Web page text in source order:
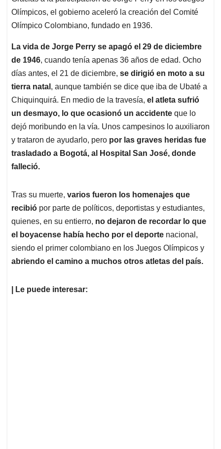
Olímpicos, el gobierno aceleró la creación del Comité
Olímpico Colombiano, fundado en 1936.
La vida de Jorge Perry se apagó el 29 de diciembre
de 1946, cuando tenía apenas 36 años de edad. Ocho
días antes, el 21 de diciembre, se dirigió en moto a su
tierra natal , aunque también se dice que iba de Ubaté a
Chiquinquirá. En medio de la travesía, el atleta sufrió
un desmayo, lo que ocasionó un accidente que lo
dejó moribundo en la vía. Unos campesinos lo auxiliaron
y trataron de ayudarlo, pero por las graves heridas fue
trasladado a Bogotá, al Hospital San José, donde
falleció.
Tras su muerte, varios fueron los homenajes que
recibió por parte de políticos, deportistas y estudiantes,
quienes, en su entierro, no dejaron de recordar lo que
el boyacense había hecho por el deporte nacional,
siendo el primer colombiano en los Juegos Olímpicos y
abriendo el camino a muchos otros atletas del país.
| Le puede interesar: